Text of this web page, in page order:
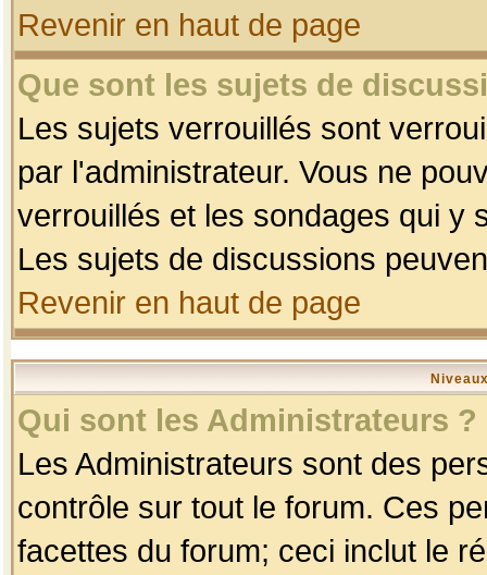
Revenir en haut de page
Que sont les sujets de
Les sujets verrouillés sont
par l'administrateur. Vous ne
verrouillés et les sondages qui y
Les sujets de discussions
Revenir en haut de page
Qui sont les Administrateurs ?
Les Administrateurs sont des
contrôle sur tout le forum. Ces
facettes du forum; ceci inclut le